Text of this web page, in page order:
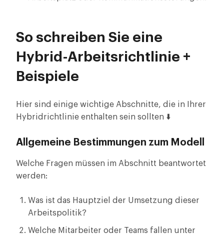
So schreiben Sie eine
Hybrid-Arbeitsrichtlinie +
Beispiele
Hier sind einige wichtige Abschnitte, die in Ihrer
Hybridrichtlinie enthalten sein sollten ⬇️
Allgemeine Bestimmungen zum Modell
Welche Fragen müssen im Abschnitt beantwortet
werden:
Was ist das Hauptziel der Umsetzung dieser
Arbeitspolitik?
Welche Mitarbeiter oder Teams fallen unter